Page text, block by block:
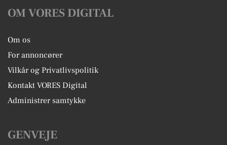
OM VORES DIGITAL
Om os
For annoncører
Vilkår og Privatlivspolitik
Kontakt VORES Digital
Administrer samtykke
GENVEJE